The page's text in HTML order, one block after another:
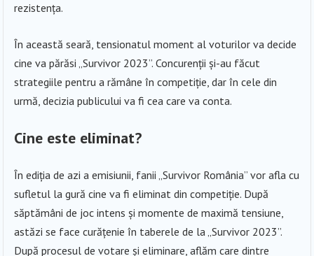
rezistența.
În această seară, tensionatul moment al voturilor va decide
cine va părăsi „Survivor 2023”. Concurenții și-au făcut
strategiile pentru a rămâne în competiție, dar în cele din
urmă, decizia publicului va fi cea care va conta.
Cine este eliminat?
În ediția de azi a emisiunii, fanii „Survivor România” vor afla cu
sufletul la gură cine va fi eliminat din competiție. După
săptămâni de joc intens și momente de maximă tensiune,
astăzi se face curățenie în taberele de la „Survivor 2023”.
După procesul de votare și eliminare, aflăm care dintre